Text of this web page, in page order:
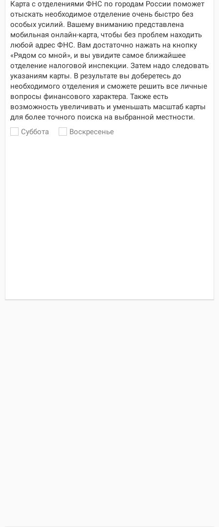
Карта с отделениями ФНС по городам России поможет
отыскать необходимое отделение очень быстро без
особых усилий. Вашему вниманию представлена
мобильная онлайн-карта, чтобы без проблем находить
любой адрес ФНС. Вам достаточно нажать на кнопку
«Рядом со мной», и вы увидите самое ближайшее
отделение налоговой инспекции. Затем надо следовать
указаниям карты. В результате вы доберетесь до
необходимого отделения и сможете решить все личные
вопросы финансового характера. Также есть
возможность увеличивать и уменьшать масштаб карты
для более точного поиска на выбранной местности.
Суббота
Воскресенье